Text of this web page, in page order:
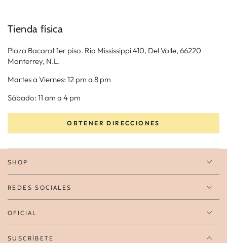
Tienda física
Plaza Bacarat 1er piso. Rio Mississippi 410, Del Valle, 66220
Monterrey, N.L.
Martes a Viernes: 12 pm a 8 pm
Sábado: 11 am a 4 pm
OBTENER DIRECCIONES
SHOP
REDES SOCIALES
OFICIAL
SUSCRÍBETE